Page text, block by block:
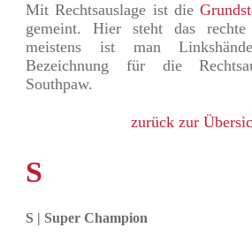
Mit Rechtsauslage ist die
gemeint. Hier steht das
meistens ist man
Bezeichnung für die
Southpaw.
zurück zur
S
S | Super Champion